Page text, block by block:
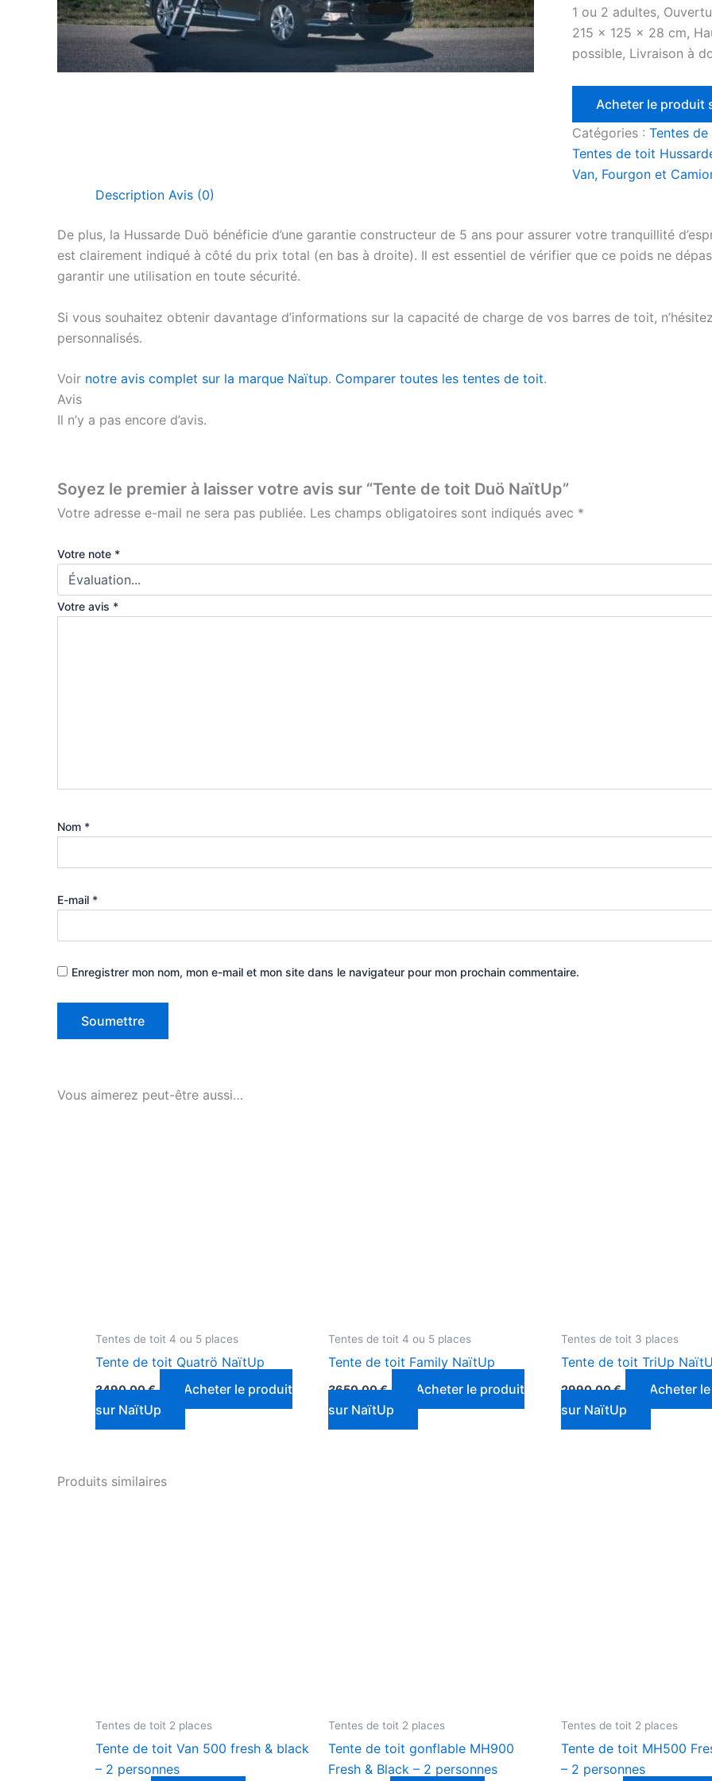
1 ou 2 adultes,
215 x 125 x 28 cm,
possible, Livraison à
Acheter le produit
Catégories : Tentes
Tentes de toit
Van, Fourgon et
Description Avis (0)
De plus, la Hussarde Duö bénéficie d’une garantie constructeur de 5 ans pour assurer votre tranquillité
est clairement indiqué à côté du prix total (en bas à droite). Il est essentiel de vérifier que ce poids ne
garantir une utilisation en toute sécurité.
Si vous souhaitez obtenir davantage d’informations sur la capacité de charge de vos barres de toit,
personnalisés.
Voir notre avis complet sur la marque Naïtup. Comparer toutes les tentes de toit.
Avis
Il n’y a pas encore d’avis.
Soyez le premier à laisser votre avis sur “Tente de toit Duö NaïtUp”
Votre adresse e-mail ne sera pas publiée. Les champs obligatoires sont indiqués avec *
Votre note *
Votre avis *
Nom *
E-mail *
Enregistrer mon nom, mon e-mail et mon site dans le navigateur pour mon prochain commentaire.
Vous aimerez peut-être aussi…
Tentes de toit 4 ou 5 places
Tente de toit Quatrö NaïtUp
3490,00€
Acheter le produit
sur NaïtUp
Tentes de toit 4 ou 5 places
Tente de toit Family NaïtUp
3650,00€
Acheter le produit
sur NaïtUp
Tentes de toit 3 places
Tente de toit TriUp
2990,00€
Acheter
sur NaïtUp
Produits similaires
Tentes de toit 2 places
Tente de toit Van 500 fresh & black
– 2 personnes
Tentes de toit 2 places
Tente de toit gonflable MH900
Fresh & Black – 2 personnes
Tentes de toit 2 places
Tente de toit MH500
– 2 personnes